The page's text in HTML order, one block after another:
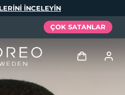
INCELEYIN
ÇOK SATANLAR